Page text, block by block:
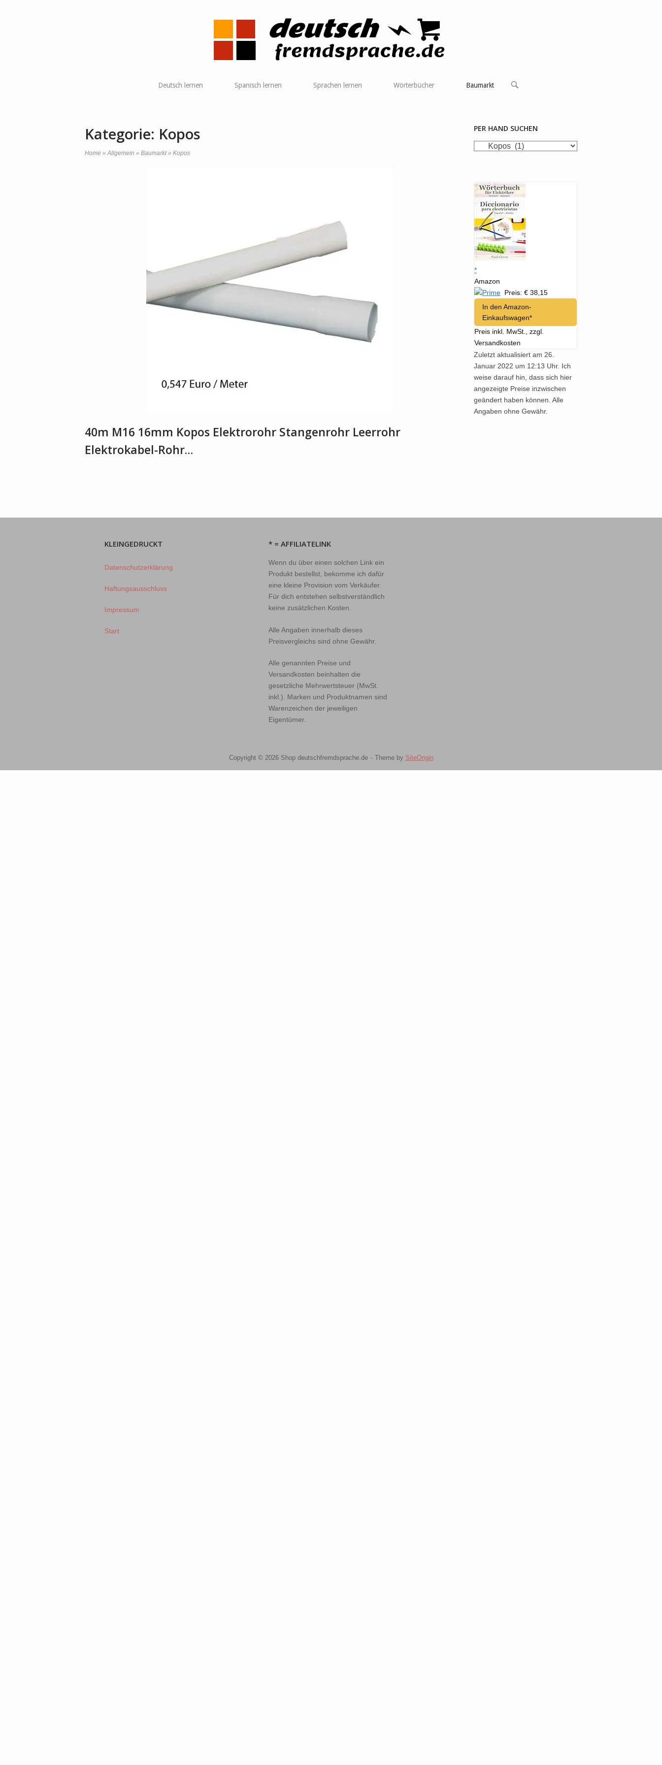
Home
Deutsch lernen Spanisch lernen Sprachen lernen Wörterbücher Baumarkt
OPEN
Kategorie: Kopos
Home » Allgemein » Baumarkt » Kopos
40m M16 16mm Kopos Elektrorohr Stangenrohr Leerrohr
Elektrokabel-Rohr…
PER HAND SUCHEN
*
Amazon
Preis: € 38,15
In den Amazon-
Einkaufswagen*
Preis inkl. MwSt., zzgl.
Versandkosten
Zuletzt aktualisiert am 26.
Januar 2022 um 12:13 Uhr. Ich
weise darauf hin, dass sich hier
angezeigte Preise inzwischen
geändert haben können. Alle
Angaben ohne Gewähr.
KLEINGEDRUCKT
Datenschutzerklärung
Haftungsausschluss
Impressum
Start
* = AFFILIATELINK
Wenn du über einen solchen Link ein
Produkt bestellst, bekomme ich dafür
eine kleine Provision vom Verkäufer.
Für dich entstehen selbstverständlich
keine zusätzlichen Kosten.
Alle Angaben innerhalb dieses
Preisvergleichs sind ohne Gewähr.
Alle genannten Preise und
Versandkosten beinhalten die
gesetzliche Mehrwertsteuer (MwSt.
inkl.). Marken und Produktnamen sind
Warenzeichen der jeweiligen
Eigentümer.
Copyright © 2026 Shop deutschfremdsprache.de Theme by SiteOrigin